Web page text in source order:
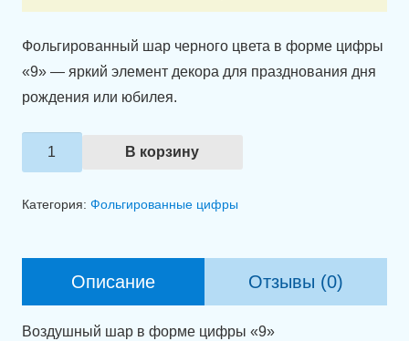
Фольгированный шар черного цвета в форме цифры
«9» — яркий элемент декора для празднования дня
рождения или юбилея.
Количество
товара
см).
В корзину
Категория: Фольгированные цифры
Описание Отзывы (0)
Воздушный шар в форме цифры «9»